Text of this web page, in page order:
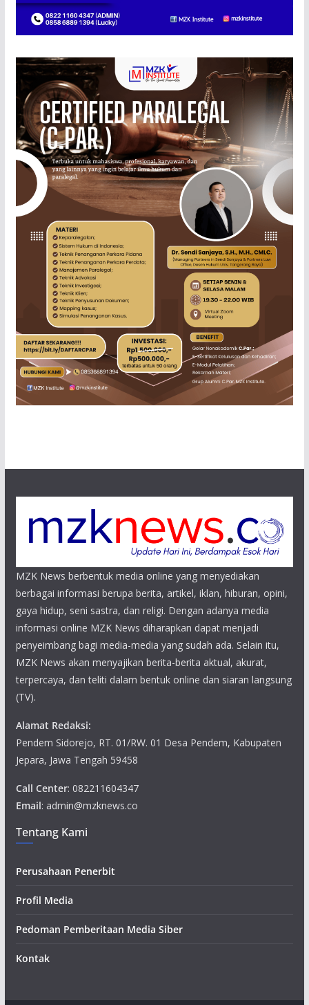
MZK News berbentuk media online yang menyediakan
berbagai informasi berupa berita, artikel, iklan, hiburan, opini,
gaya hidup, seni sastra, dan religi. Dengan adanya media
informasi online MZK News diharapkan dapat menjadi
penyeimbang bagi media-media yang sudah ada. Selain itu,
MZK News akan menyajikan berita-berita aktual, akurat,
terpercaya, dan teliti dalam bentuk online dan siaran langsung
(TV).
Alamat Redaksi:
Pendem Sidorejo, RT. 01/RW. 01 Desa Pendem, Kabupaten
Jepara, Jawa Tengah 59458
Call Center: 082211604347
Email: admin@mzknews.co
Tentang Kami
Perusahaan Penerbit
Profil Media
Pedoman Pemberitaan Media Siber
Kontak